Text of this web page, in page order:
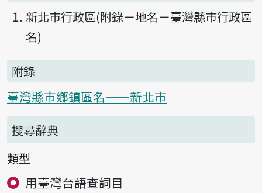
新北市行政區(附錄－地名－臺灣縣市行政區
名)
附錄
臺灣縣市鄉鎮區名——新北市
搜尋辭典
類型
用臺灣台語查詞目